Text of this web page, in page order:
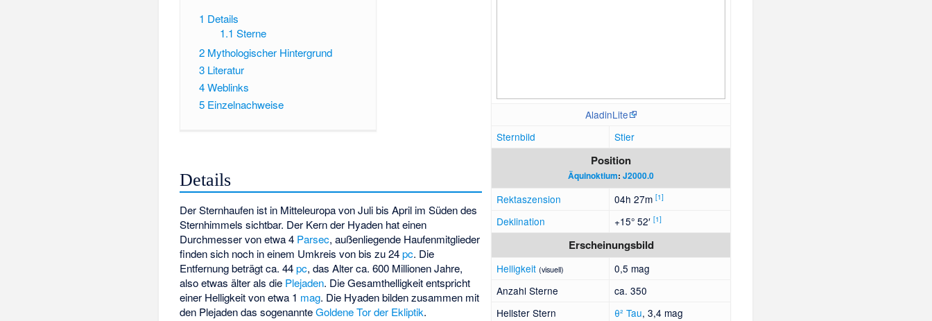
AladinLite
Sternbild
Stier
Position
Äquinoktium:J2000.0
Rektaszension 04h 27m[1]
Deklination +15° 52′[1]
Erscheinungsbild
Helligkeit (visuell)
0,5 mag
Anzahl Sterne
ca. 350
Hellster Stern
θ² Tau, 3,4 mag
1 Details
1.1 Sterne
2 Mythologischer Hintergrund
3 Literatur
4Weblinks
5 Einzelnachweise
Details
Der Sternhaufen ist in Mitteleuropa von Juli bis April im Süden des
Sternhimmels sichtbar. Der Kern der Hyaden hat einen
Durchmesser von etwa 4 Parsec, außenliegende Haufenmitglieder
finden sich noch in einem Umkreis von bis zu 24pc. Die
Entfernung beträgt ca. 44pc, das Alter ca. 600 Millionen Jahre,
also etwas älter als die Plejaden. Die Gesamthelligkeit entspricht
einer Helligkeit von etwa 1 mag. Die Hyaden bilden zusammen mit
den Plejaden das sogenannteGoldene Tor der Ekliptik.